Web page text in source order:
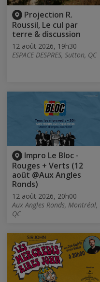
Projection R.
Roussil, Le cul par
terre & discussion
12 août 2026, 19h30
ESPACE DESPRES, Sutton, QC
Impro Le Bloc -
Rouges + Verts (12
août @Aux Angles
Ronds)
12 août 2026, 20h00
Aux Angles Ronds, Montréal,
QC